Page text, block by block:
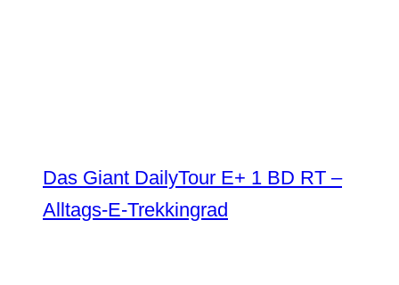
Das Giant DailyTour E+ 1 BD RT –
Alltags-E-Trekkingrad